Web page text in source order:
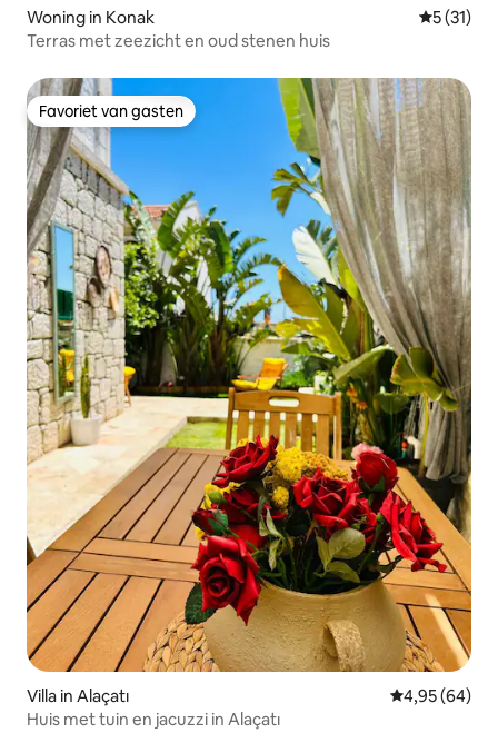
Woning in Konak
5 (31)
Terras met zeezicht en oud stenen huis
Favoriet van gasten
Favoriet van gasten
Villa in Alaçatı Gemiddelde
4,95 (64)
Huis met tuin en jacuzzi in Alaçatı